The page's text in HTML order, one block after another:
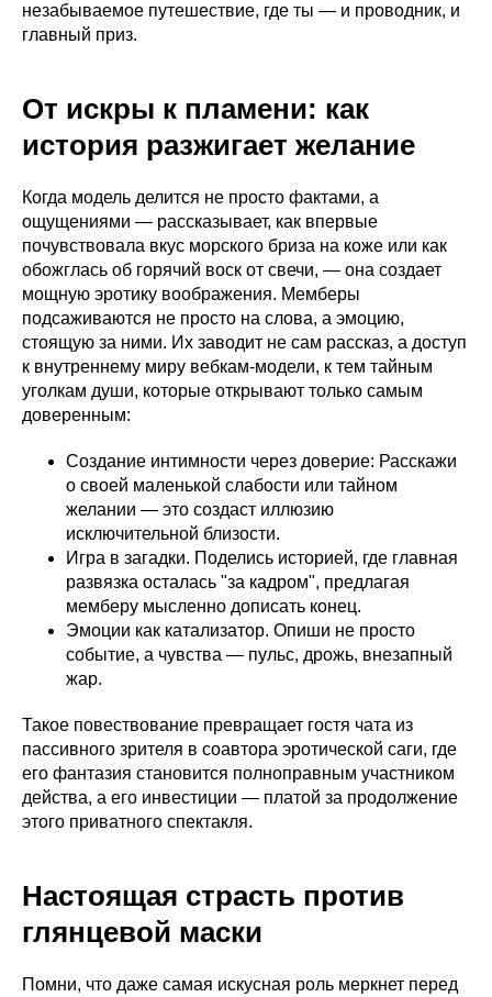
незабываемое путешествие, где ты — и проводник, и
главный приз.
От искры к пламени: как
история разжигает желание
Когда модель делится не просто фактами, а
ощущениями — рассказывает, как впервые
почувствовала вкус морского бриза на коже или как
обожглась об горячий воск от свечи, — она создает
мощную эротику воображения. Мемберы
подсаживаются не просто на слова, а эмоцию,
стоящую за ними. Их заводит не сам рассказ, а доступ
к внутреннему миру вебкам-модели, к тем тайным
уголкам души, которые открывают только самым
доверенным:
Создание интимности через доверие: Расскажи
о своей маленькой слабости или тайном
желании — это создаст иллюзию
исключительной близости.
Игра в загадки. Поделись историей, где главная
развязка осталась "за кадром", предлагая
мемберу мысленно дописать конец.
Эмоции как катализатор. Опиши не просто
событие, а чувства — пульс, дрожь, внезапный
жар.
Такое повествование превращает гостя чата из
пассивного зрителя в соавтора эротической саги, где
его фантазия становится полноправным участником
действа, а его инвестиции — платой за продолжение
этого приватного спектакля.
Настоящая страсть против
глянцевой маски
Помни, что даже самая искусная роль меркнет перед